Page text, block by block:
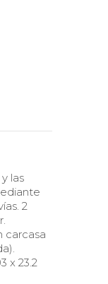
las
2
carcasa
x 23.2